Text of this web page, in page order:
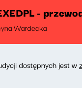
-
Wardecka
dostępnych jest w